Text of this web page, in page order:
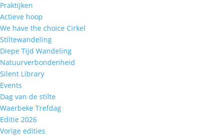
Praktijken
Actieve hoop
We have the choice Cirkel
Stiltewandeling
Diepe Tijd Wandeling
Natuurverbondenheid
Silent Library
Events
Dag van de stilte
Waerbeke Trefdag
Editie 2026
Vorige edities